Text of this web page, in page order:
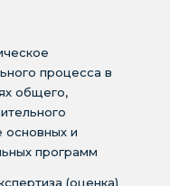
процесса в
общего,
основных и
программ
(оценка)